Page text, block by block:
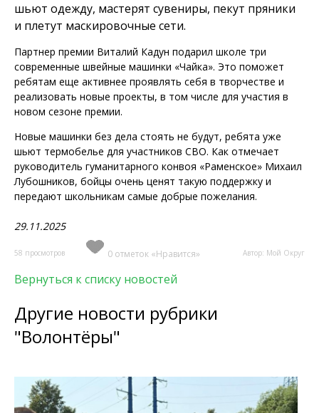
шьют одежду, мастерят сувениры, пекут пряники
и плетут маскировочные сети.
Партнер премии Виталий Кадун подарил школе три
современные швейные машинки «Чайка». Это поможет
ребятам еще активнее проявлять себя в творчестве и
реализовать новые проекты, в том числе для участия в
новом сезоне премии.
Новые машинки без дела стоять не будут, ребята уже
шьют термобелье для участников СВО. Как отмечает
руководитель гуманитарного конвоя «Раменское» Михаил
Лубошников, бойцы очень ценят такую поддержку и
передают школьникам самые добрые пожелания.
29.11.2025
58 просмотров 0 отметок «Нравится» Автор: Мой Округ
Вернуться к списку новостей
Другие новости рубрики
"Волонтёры"